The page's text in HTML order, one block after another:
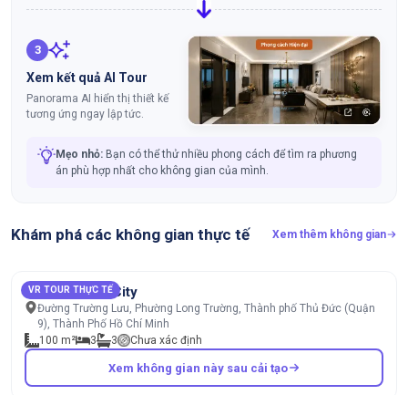
3
Xem kết quả AI Tour
Panorama AI hiển thị thiết kế
tương ứng ngay lập tức.
Mẹo nhỏ: Bạn có thể thử nhiều phong cách để tìm ra phương
án phù hợp nhất cho không gian của mình.
Khám phá các không gian thực tế Xem thêm không gian
VR TOUR THỰC TẾ
MT EastMark City
Đường Trường Lưu, Phường Long Trường, Thành phố Thủ Đức (Quận
9), Thành Phố Hồ Chí Minh
100 m²
3 3 Chưa xác định
Xem không gian này sau cải tạo